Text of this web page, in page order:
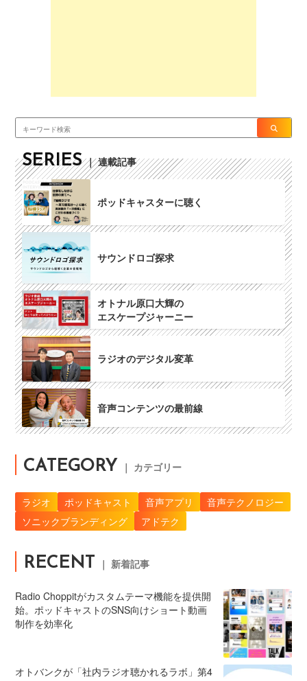
SERIES ｜ 連載記事
ポッドキャスターに聴く
サウンドロゴ探求
オトナル原口大輝の
エスケープジャーニー
ラジオのデジタル変革
音声コンテンツの最前線
CATEGORY ｜ カテゴリー
ラジオ ポッドキャスト 音声アプリ
音声テクノロジー
ソニックブランディング
アドテク
RECENT ｜ 新着記事
Radio Choppitがカスタムテーマ機能を提供開
始。ポッドキャストのSNS向けショート動画
制作を効率化
オトバンクが「社内ラジオ聴かれるラボ」第4